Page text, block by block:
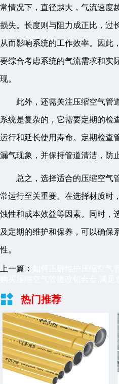
常情况下，直径越大，气流速度
损失。长度则与阻力成正比，过
从而影响系统的工作效率。因此
要综合考虑系统的气流需求和实
现。
此外，还需关注压缩空气管
系统是复杂的，它需要定期的检
运行和延长使用寿命。定期检查
漏气现象，并保持管道清洁，防
总之，选择适合的压缩空气
常运行至关重要。在选择材质时
蚀性和成本效益等因素。同时，
及定期的维护和保养，可以确保
性。
上一篇：
热门推荐